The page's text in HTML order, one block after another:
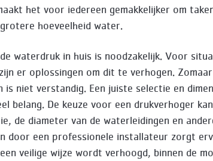
het voor iedereen gemakkelijker om
hoeveelheid water.
waterdruk in huis is noodzakelijk. Voor
er oplossingen om dit te verhogen.
is niet verstandig. Een juiste selectie en
belang. De keuze voor een drukverhoger
de diameter van de waterleidingen en
door een professionele installateur zorgt
veilige wijze wordt verhoogd, binnen de